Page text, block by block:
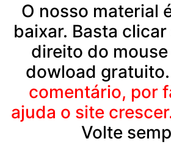
O nosso material
baixar. Basta
direito do
dowload gratuito.
comentário, por
ajuda o site
Volte